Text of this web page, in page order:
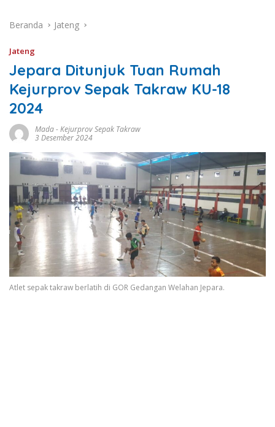
Beranda Jateng
Jateng
Jepara Ditunjuk Tuan Rumah
Kejurprov Sepak Takraw KU-18
2024
Mada-Kejurprov Sepak Takraw
3 Desember 2024
Atlet sepak takraw berlatih di GOR Gedangan Welahan Jepara.